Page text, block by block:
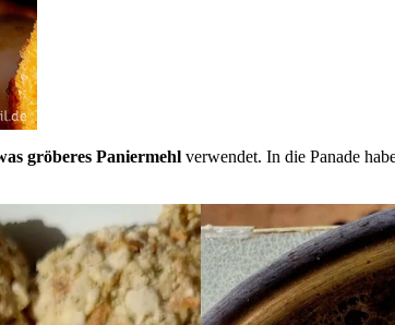
gröberes Paniermehl verwendet. In die Panade